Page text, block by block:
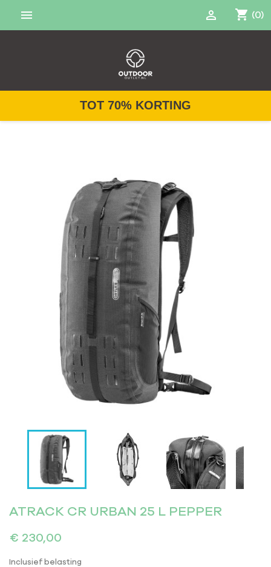
 shopping_cart (0)

TOT 70% KORTING
ATRACK CR URBAN 25 L PEPPER
€ 230,00
Inclusief belasting